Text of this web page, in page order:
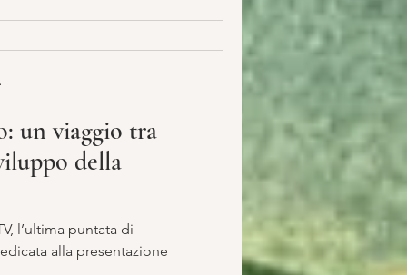
un viaggio tra
della
l’ultima puntata di